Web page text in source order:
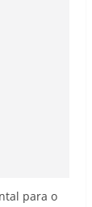
para o